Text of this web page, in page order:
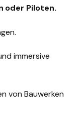
oder Piloten.
immersive
von Bauwerken